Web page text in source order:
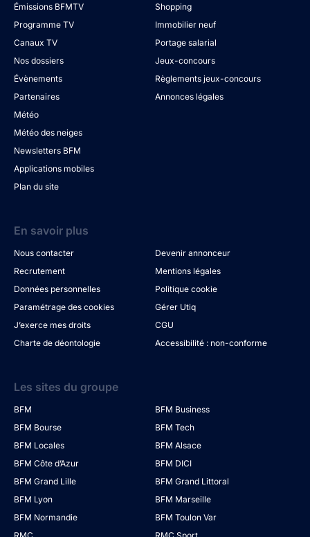
Émissions BFMTV
Programme TV
Canaux TV
Nos dossiers
Évènements
Partenaires
Météo
Météo des neiges
Newsletters BFM
Applications mobiles
Plan du site
Shopping
Immobilier neuf
Portage salarial
Jeux-concours
Règlements jeux-concours
Annonces légales
En savoir plus
Nous contacter
Devenir annonceur
Recrutement
Mentions légales
Données personnelles
Politique cookie
Paramétrage des cookies
Gérer Utiq
J’exerce mes droits
CGU
Charte de déontologie
Accessibilité : non-conforme
Les sites du groupe
BFM
BFM Business
BFM Bourse
BFM Tech
BFM Locales
BFM Alsace
BFM Côte d’Azur
BFM DICI
BFM Grand Lille
BFM Grand Littoral
BFM Lyon
BFM Marseille
BFM Normandie
BFM Toulon Var